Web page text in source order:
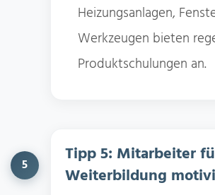
Heizungsanlagen,
Werkzeugen bieten
Produktschulungen an.
5
Tipp 5: Mitarbeiter
Weiterbildung